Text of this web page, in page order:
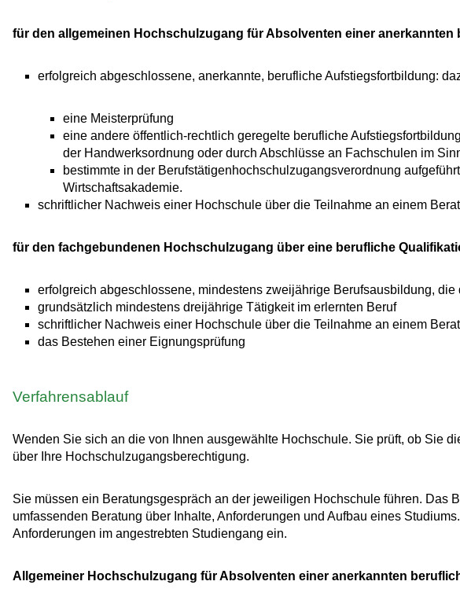
für den allgemeinen Hochschulzugang für Absolventen einer
erfolgreich abgeschlossene, anerkannte, berufliche Aufstiegsfortbildung:
eine Meisterprüfung
eine andere öffentlich-rechtlich geregelte berufliche
der Handwerksordnung oder durch Abschlüsse an Fachschulen im
bestimmte in der Berufstätigenhochschulzugangsverordnung
Wirtschaftsakademie.
schriftlicher Nachweis einer Hochschule über die Teilnahme an einem
für den fachgebundenen Hochschulzugang über eine berufliche
erfolgreich abgeschlossene, mindestens zweijährige Berufsausbildung,
grundsätzlich mindestens dreijährige Tätigkeit im erlernten Beruf
schriftlicher Nachweis einer Hochschule über die Teilnahme an einem
das Bestehen einer Eignungsprüfung
Verfahrensablauf
Wenden Sie sich an die von Ihnen ausgewählte Hochschule. Sie prüft, ob Sie
über Ihre Hochschulzugangsberechtigung.
Sie müssen ein Beratungsgespräch an der jeweiligen Hochschule führen. Das
umfassenden Beratung über Inhalte, Anforderungen und Aufbau eines
Anforderungen im angestrebten Studiengang ein.
Allgemeiner Hochschulzugang für Absolventen einer anerkannten